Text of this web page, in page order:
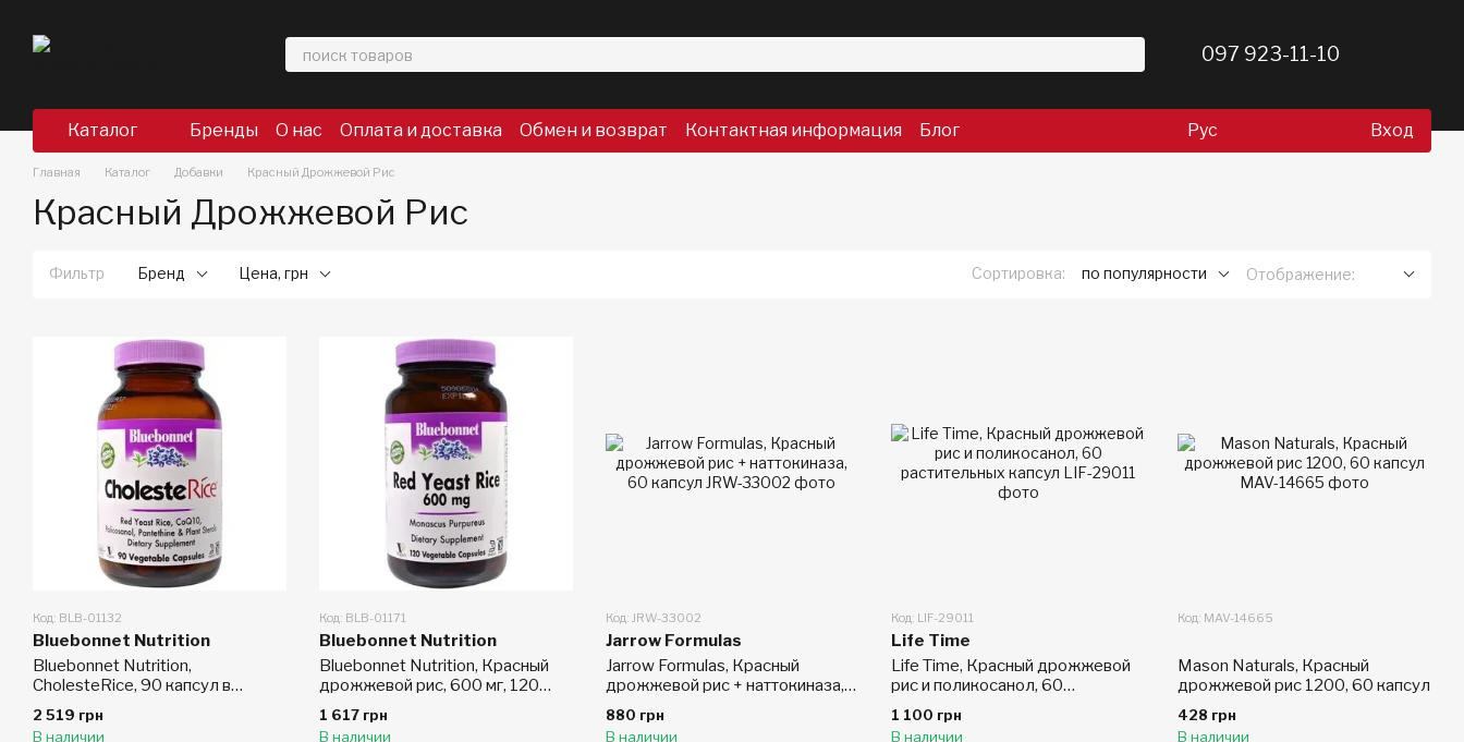
097 923-11-10
Каталог Бренды О нас Оплата и доставка Обмен и возврат Контактная информация Блог Рус Вход
Главная Каталог Добавки Красный Дрожжевой Рис
Красный Дрожжевой Рис
Фильтр Бренд Цена, грн Сортировка: по популярности Отображение:
Код: BLB-01132
Bluebonnet Nutrition
Bluebonnet Nutrition,
CholesteRice, 90 капсул в
растительной оболочке
2 519 грн
В наличии
Код: BLB-01171
Bluebonnet Nutrition
Bluebonnet Nutrition, Красный
дрожжевой рис, 600 мг, 120
растительных капсул
1 617 грн
В наличии
Код: JRW-33002
Jarrow Formulas
Jarrow Formulas, Красный
дрожжевой рис + наттокиназа,
60 капсул
880 грн
В наличии
Код: LIF-29011
Life Time
Life Time, Красный дрожжевой
рис и поликосанол, 60
растительных капсул
1 100 грн
В наличии
Код: MAV-14665
Mason Naturals, Красный
дрожжевой рис 1200, 60 капсул
428 грн
В наличии